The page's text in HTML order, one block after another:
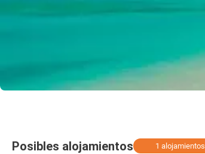
Posibles alojamientos 1 alojamientos